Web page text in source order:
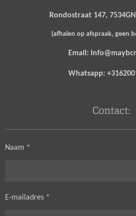
Rondostraat 147,
(afhalen op afspraak, geen
Email:
Whatsapp:
Contact:
Naam *
E-mailadres *